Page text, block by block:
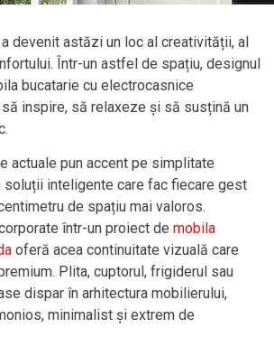
devenit astăzi un loc al creativității, al
Într-un astfel de spațiu, designul
bucatarie cu electrocasnice
inspire, să relaxeze și să susțină un
actuale pun accent pe simplitate
soluții inteligente care fac fiecare gest
de spațiu mai valoros.
într-un proiect de mobila
oferă acea continuitate vizuală care
Plita, cuptorul, frigiderul sau
dispar în arhitectura mobilierului,
minimalist și extrem de